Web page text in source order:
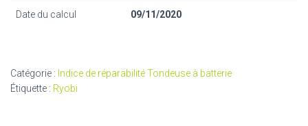
Date du calcul 09/11/2020
Catégorie : Indice de réparabilité Tondeuse à batterie
Étiquette : Ryobi